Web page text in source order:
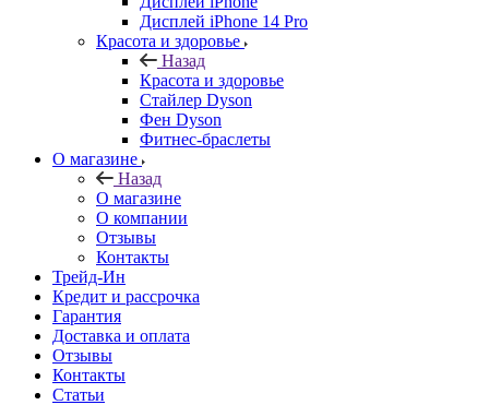
Дисплей iPhone 14 Pro
Красота и здоровье
Назад
Красота и здоровье
Стайлер Dyson
Фен Dyson
Фитнес-браслеты
О магазине
Назад
О магазине
О компании
Отзывы
Контакты
Трейд-Ин
Кредит и рассрочка
Гарантия
Доставка и оплата
Отзывы
Контакты
Статьи